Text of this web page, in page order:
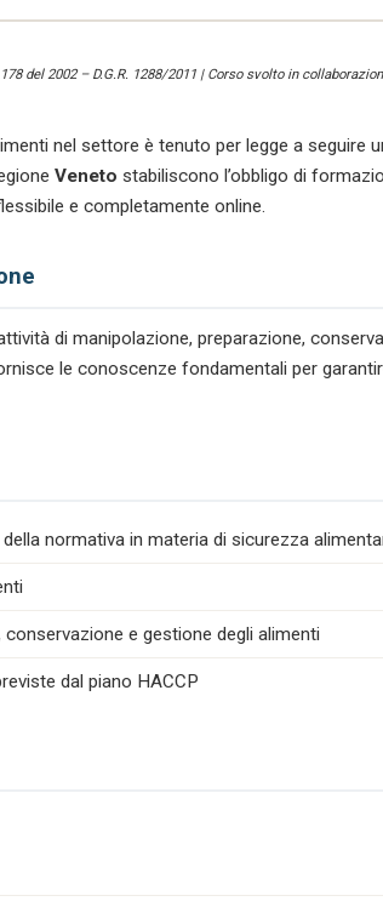
del 2002 – D.G.R. 1288/2011 | Corso svolto in
nel settore è tenuto per legge a seguire
Veneto stabiliscono l’obbligo di
e completamente online.
di manipolazione, preparazione,
le conoscenze fondamentali per
normativa in materia di sicurezza
e gestione degli alimenti
dal piano HACCP